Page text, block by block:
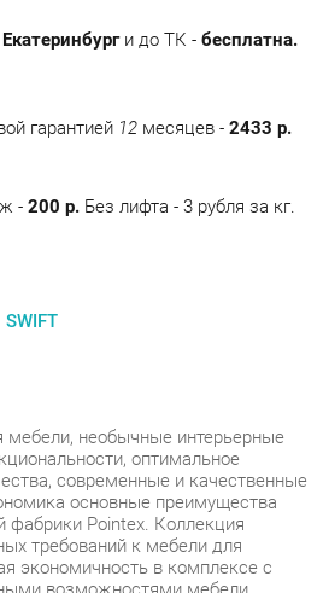
оптимальное
современные и качественные
основные преимущества
Pointex. Коллекция
требований к мебели для
экономичность в комплексе с
возможностями мебели.
позволяет организовать
комфортом и практичностью.
лаконичности и